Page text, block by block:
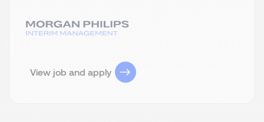
View job and apply